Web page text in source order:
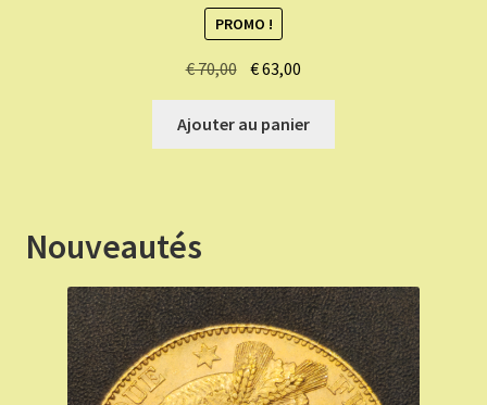
PROMO !
€70,00 Le
prix
initial
était :
€63,00
prix
actuel
est :
Ajouter au panier
Nouveautés